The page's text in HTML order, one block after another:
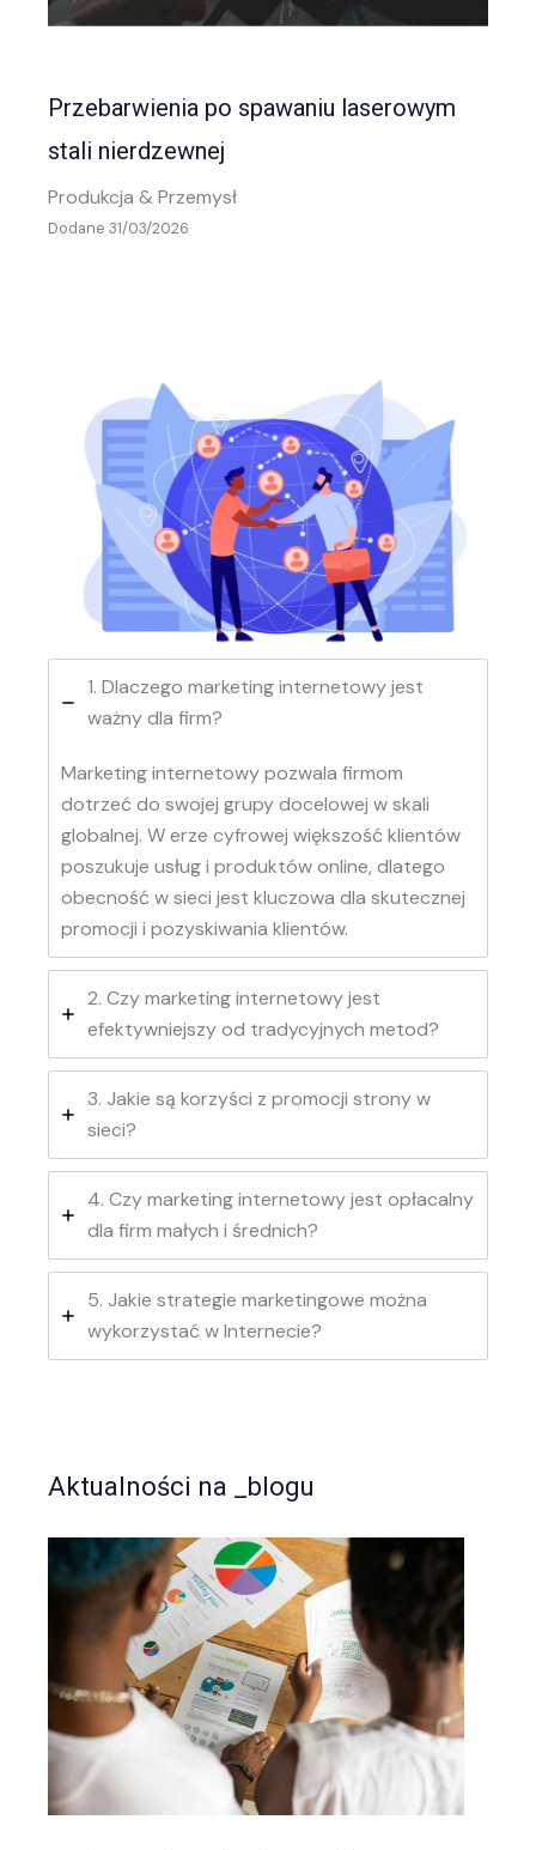
Przebarwienia po spawaniu laserowym
stali nierdzewnej
Produkcja & Przemysł
Dodane 31/03/2026
1. Dlaczego marketing internetowy jest
ważny dla firm?
Marketing internetowy pozwala firmom
dotrzeć do swojej grupy docelowej w skali
globalnej. W erze cyfrowej większość klientów
poszukuje usług i produktów online, dlatego
obecność w sieci jest kluczowa dla skutecznej
promocji i pozyskiwania klientów.
2. Czy marketing internetowy jest
efektywniejszy od tradycyjnych metod?
3. Jakie są korzyści z promocji strony w
sieci?
4. Czy marketing internetowy jest opłacalny
dla firm małych i średnich?
5. Jakie strategie marketingowe można
wykorzystać w Internecie?
Aktualności na _blogu